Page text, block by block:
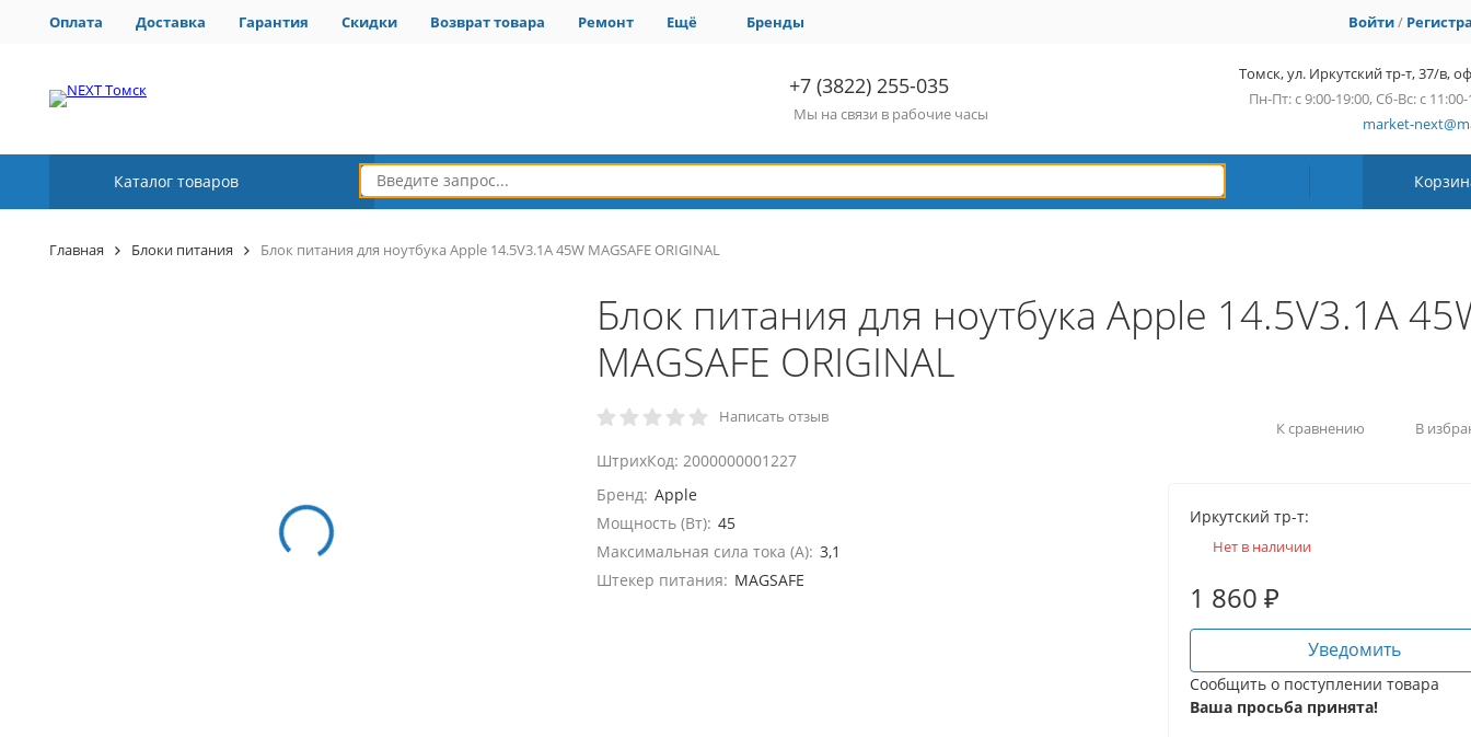
Оплата Доставка Гарантия Скидки Возврат товара Ремонт Ещё Бренды Войти/
+7 (3822) 255-035
Мы на связи в рабочие часы
Томск, ул. Иркутский тр-т, 37/в,
Пн-Пт: с 9:00-19:00, Сб-Вс: с
market-
Каталог товаров
Главная Блоки питания Блок питания для ноутбука Apple 14.5V3.1A 45W MAGSAFE ORIGINAL
Блок питания для ноутбука Apple 14.5V3.1A
MAGSAFE ORIGINAL
Написать отзыв
ШтрихКод: 2000000001227
К сравнению В
Бренд: Apple
Мощность (Вт): 45
Максимальная сила тока (A): 3,1
Штекер питания: MAGSAFE
Иркутский тр-т:
Нет в наличии
1 860 ₽
Уведомить
Сообщить о поступлении товара
Ваша просьба принята!